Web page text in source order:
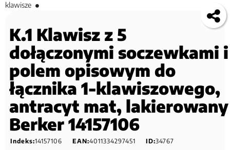
klawisze
K.1 Klawisz z 5
dołączonymi soczewkami i
polem opisowym do
łącznika 1-klawiszowego,
antracyt mat, lakierowany
Berker 14157106
Indeks:14157106 EAN:4011334297451 ID:34767